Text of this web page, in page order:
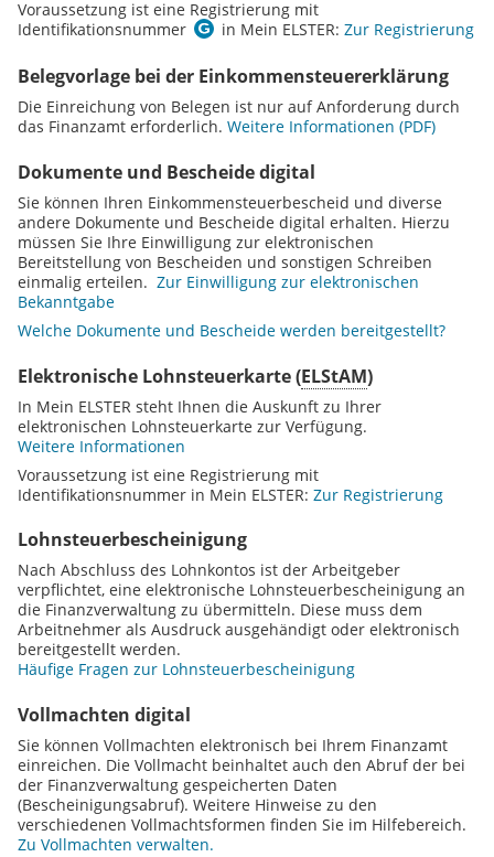
Voraussetzung ist eine Registrierung mit
Identifikationsnummer
Glossar zu Identifikationsnummer
in Mein ELSTER: Zur Registrierung
Belegvorlage bei der Einkommensteuererklärung
Die Einreichung von Belegen ist nur auf Anforderung durch
das Finanzamt erforderlich. Weitere Informationen
Dokumente und Bescheide digital
Sie können Ihren Einkommensteuerbescheid und diverse
andere Dokumente und Bescheide digital erhalten. Hierzu
müssen Sie Ihre Einwilligung zur elektronischen
Bereitstellung von Bescheiden und sonstigen Schreiben
einmalig erteilen. Zur Einwilligung zur elektronischen
Bekanntgabe
Welche Dokumente und Bescheide werden bereitgestellt?
Elektronische Lohnsteuerkarte (ELStAM)
In Mein ELSTER steht Ihnen die Auskunft zu Ihrer
elektronischen Lohnsteuerkarte zur Verfügung.
Weitere Informationen
Voraussetzung ist eine Registrierung mit
Identifikationsnummer in Mein ELSTER: Zur Registrierung
Lohnsteuerbescheinigung
Nach Abschluss des Lohnkontos ist der Arbeitgeber
verpflichtet, eine elektronische Lohnsteuerbescheinigung an
die Finanzverwaltung zu übermitteln. Diese muss dem
Arbeitnehmer als Ausdruck ausgehändigt oder elektronisch
bereitgestellt werden.
Häufige Fragen zur Lohnsteuerbescheinigung
Vollmachten digital
Sie können Vollmachten elektronisch bei Ihrem Finanzamt
einreichen. Die Vollmacht beinhaltet auch den Abruf der bei
der Finanzverwaltung gespeicherten Daten
(Bescheinigungsabruf). Weitere Hinweise zu den
verschiedenen Vollmachtsformen finden Sie im Hilfebereich.
Zu Vollmachten verwalten.